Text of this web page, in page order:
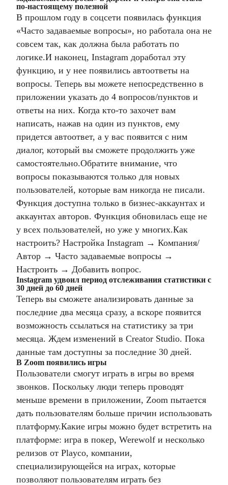
по-настоящему полезной
В прошлом году в соцсети появилась функция
«Часто задаваемые вопросы», но работала она не
совсем так, как должна была работать по
логике.И наконец, Instagram доработал эту
функцию, и у нее появились автоответы на
вопросы. Теперь вы можете непосредственно в
приложении указать до 4 вопросов/пунктов и
ответы на них. Когда кто-то захочет вам
написать, нажав на один из пунктов, ему
придется автоответ, а у вас появится с ним
диалог, который вы сможете продолжить уже
самостоятельно.Обратите внимание, что
вопросы показываются только для новых
пользователей, которые вам никогда не писали.
Функция доступна только в бизнес-аккаунтах и ​​
аккаунтах авторов. Функция обновилась еще не
у всех пользователей, но уже у многих.Как
настроить? Настройка Instagram → Компания/
Автор → Часто задаваемые вопросы →
Настроить → Добавить вопрос.
Instagram удвоил период отслеживания статистики с
30 дней до 60 дней
Теперь вы сможете анализировать данные за
последние два месяца сразу, а вскоре появится
возможность ссылаться на статистику за три
месяца. Ждем изменений в Creator Studio. Пока
данные там доступны за последние 30 дней.
В Zoom появились игры
Пользователи смогут играть в игры во время
звонков. Поскольку люди теперь проводят
меньше времени в приложении, Zoom пытается
дать пользователям больше причин использовать
платформу.Какие игры можно будет встретить на
платформе: игра в покер, Werewolf и несколько
релизов от Playco, компании,
специализирующейся на играх, которые
позволяют пользователям играть без